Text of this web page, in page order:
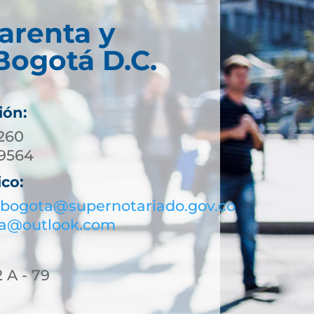
y
D.C.
744 3260
9564
A - 79